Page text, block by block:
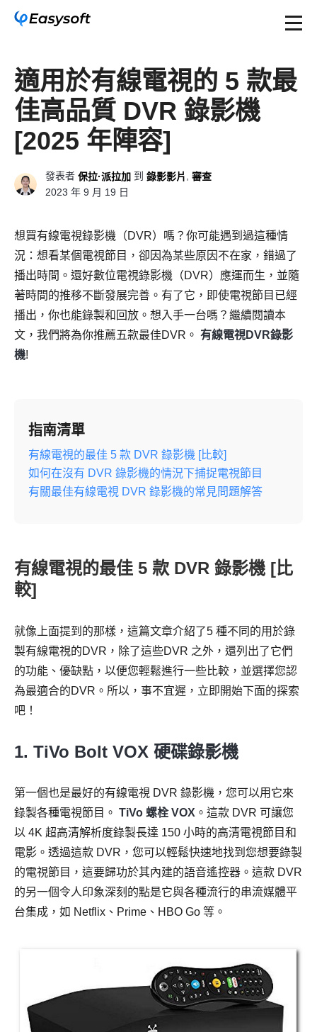
適用於有線電視的 5 款最
佳高品質 DVR 錄影機
[2025 年陣容]
發表者 保拉·派拉加 到 錄影影片
審查
2023 年 9 月 19 日
想買有線電視錄影機（DVR）嗎？你可能遇到過這種情
況：想看某個電視節目，卻因為某些原因不在家，錯過了
播出時間。還好數位電視錄影機（DVR）應運而生，並隨
著時間的推移不斷發展完善。有了它，即使電視節目已經
播出，你也能錄製和回放。想入手一台嗎？繼續閱讀本
文，我們將為你推薦五款最佳DVR。 有線電視DVR錄影
機!
指南清單
有線電視的最佳 5 款 DVR 錄影機 [比較]
如何在沒有 DVR 錄影機的情況下捕捉電視節目
有關最佳有線電視 DVR 錄影機的常見問題解答
有線電視的最佳 5 款 DVR 錄影機 [比
較]
就像上面提到的那樣，這篇文章介紹了5 種不同的用於錄
製有線電視的DVR，除了這些DVR 之外，還列出了它們
的功能、優缺點，以便您輕鬆進行一些比較，並選擇您認
為最適合的DVR。所以，事不宜遲，立即開始下面的探索
吧！
1. TiVo Bolt VOX 硬碟錄影機
第一個也是最好的有線電視 DVR 錄影機，您可以用它來
錄製各種電視節目。 TiVo 螺栓 VOX 。這款 DVR 可讓您
以 4K 超高清解析度錄製長達 150 小時的高清電視節目和
電影。透過這款 DVR，您可以輕鬆快速地找到您想要錄製
的電視節目，這要歸功於其內建的語音遙控器。這款 DVR
的另一個令人印象深刻的點是它與各種流行的串流媒體平
台集成，如 Netflix、Prime、HBO Go 等。